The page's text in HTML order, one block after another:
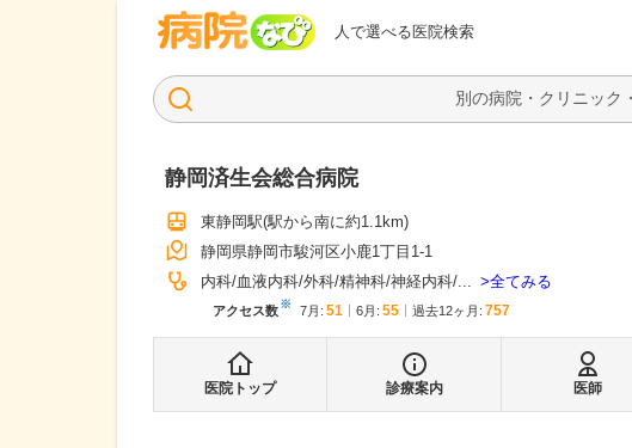
人で選べる医院検索
病院なび
静岡済生会総合病院
東静岡駅(駅から南に約1.1km)
静岡県静岡市駿河区小鹿1丁目1-1
内科 血液内科 外科 精神科 神経内科 ... 全てみる
アクセス数※ 7月 : 51 6月 : 55 過去12ヶ月: 757
医院トップ 診療案内 医師